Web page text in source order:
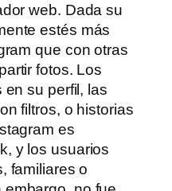
web. Dada su
estés más
que con otras
fotos. Los
su perfil, las
filtros, o historias
es
y los usuarios
familiares o